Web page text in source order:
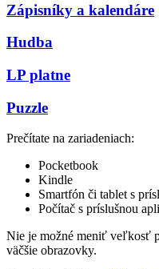
Zápisníky a kalendáre
Hudba
LP platne
Puzzle
Prečítate na zariadeniach:
Pocketbook
Kindle
Smartfón či tablet s
Počítač s príslušnou
Nie je možné meniť veľkosť
väčšie obrazovky.